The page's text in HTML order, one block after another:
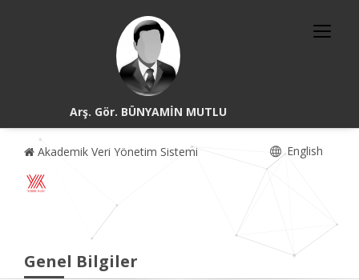
Arş. Gör. BÜNYAMİN MUTLU
Akademik Veri Yönetim Sistemi English
Genel Bilgiler